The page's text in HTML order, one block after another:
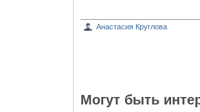
Анастасия Круглова
Могут быть